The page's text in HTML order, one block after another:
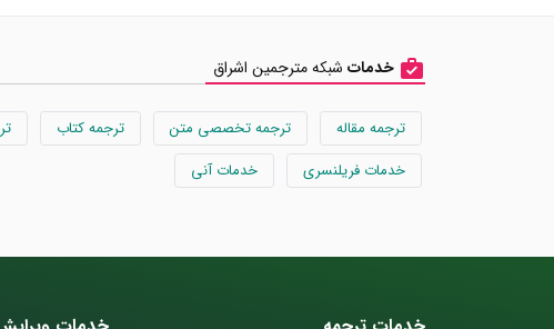
خدمات شبکه مترجمین اشراق
ترجمه مقاله ترجمه تخصصی متن ترجمه کتاب
خدمات فریلنسری
خدمات آنی